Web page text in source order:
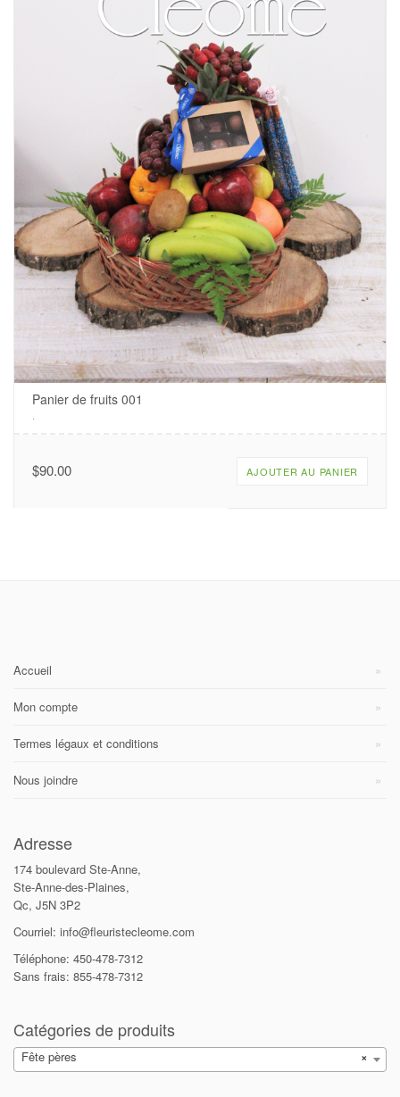
Panier de fruits 001
$90.00 AJOUTER AU PANIER
Accueil
Mon compte
Termes légaux et conditions
Nous joindre
Adresse
174 boulevard Ste-Anne,
Ste-Anne-des-Plaines,
Qc, J5N 3P2
Courriel: info@fleuristecleome.com
Téléphone: 450-478-7312
Sans frais: 855-478-7312
Catégories de produits
×
Fête pères